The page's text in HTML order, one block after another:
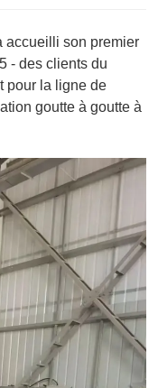
accueilli son premier
- des clients du
pour la ligne de
goutte à goutte à